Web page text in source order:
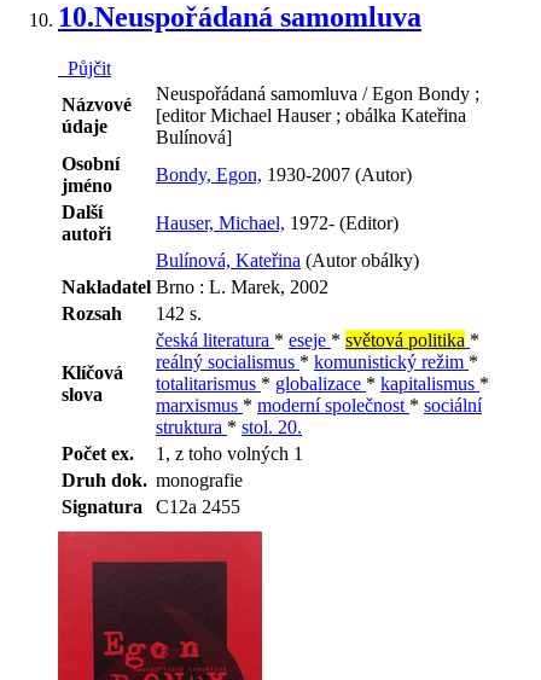
10.Neuspořádaná samomluva
Půjčit
Názvové
údaje
Neuspořádaná samomluva / Egon Bondy ;
[editor Michael Hauser ; obálka Kateřina
Bulínová]
Osobní
jméno
Bondy, Egon, 1930-2007 (Autor)
Další
autoři
Hauser, Michael, 1972- (Editor)
Bulínová, Kateřina (Autor obálky)
Nakladatel Brno : L. Marek, 2002
Rozsah
142 s.
Klíčová
slova
česká literatura * eseje * světová politika *
reálný socialismus * komunistický režim *
totalitarismus * globalizace * kapitalismus *
marxismus * moderní společnost * sociální
struktura * stol. 20.
Počet ex.
1, z toho volných 1
Druh dok. monografie
Signatura
C12a 2455